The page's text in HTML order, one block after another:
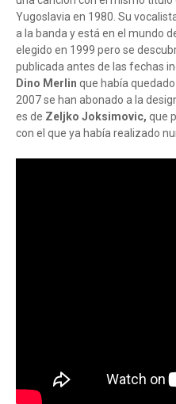
Yugoslavia en 1980. Su
a la banda y está en el mundo
elegido en 1999 pero se
publicada antes de las fechas
Dino Merlin que había
2007 se han abonado a la
es de Zeljko Joksimovic, que
con el que ya había realizado